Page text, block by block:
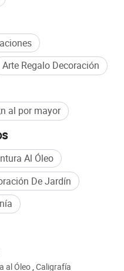
Arte Regalo Decoración
al por mayor
Al Óleo
De Jardín
al Óleo,Caligrafía